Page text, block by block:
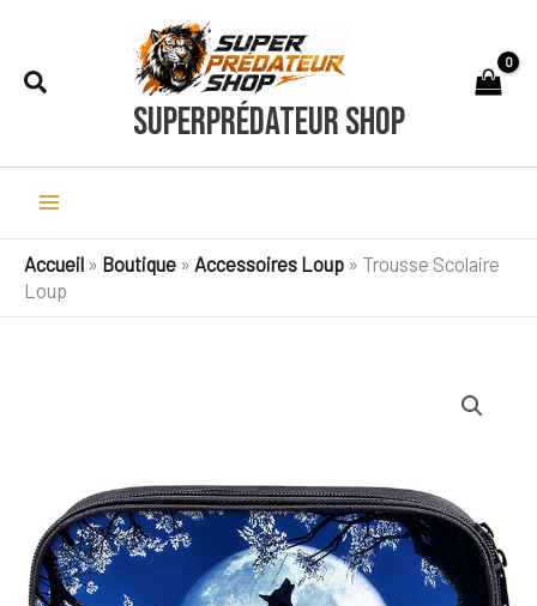
contenu
Rechercher
SuperPrédateur Shop
Accueil » Boutique » Accessoires Loup » Trousse Scolaire
Loup
Loup